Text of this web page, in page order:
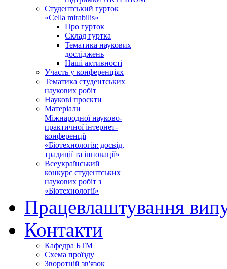
Студентський гурток
«Cella mirabilis»
Про гурток
Склад гуртка
Тематика наукових
досліджень
Наші активності
Участь у конференціях
Тематика студентських
наукових робіт
Наукові проєкти
Матеріали
Міжнародної науково-
практичної інтернет-
конференції
«Біотехнологія: досвід,
традиції та інновації»
Всеукраїнський
конкурс студентських
наукових робіт з
«Біотехнології»
Працевлаштування
Контакти
Кафедра БТМ
Схема проїзду
Зворотній зв'язок